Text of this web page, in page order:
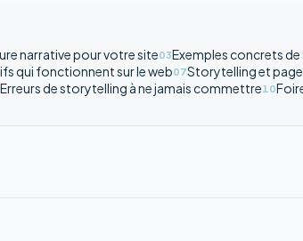
narrative pour votre site03Exemples concrets
qui fonctionnent sur le web07Storytelling et
Erreurs de storytelling à ne jamais commettre10